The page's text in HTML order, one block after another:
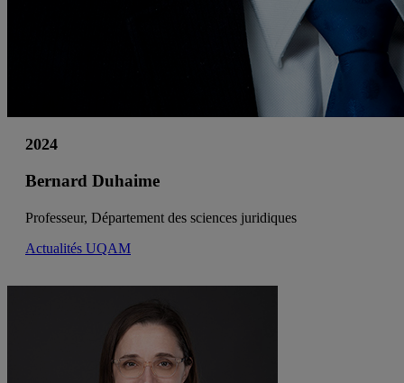
2024
Bernard Duhaime
Professeur, Département des sciences juridiques
Actualités UQAM